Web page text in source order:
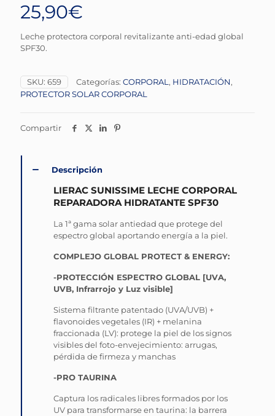
25,90€
Leche protectora corporal revitalizante anti-edad global
SPF30.
SKU: 659 Categorías: CORPORAL , HIDRATACIÓN,
PROTECTOR SOLAR CORPORAL
Compartir
Descripción
LIERAC SUNISSIME LECHE CORPORAL
REPARADORA HIDRATANTE SPF30
La 1ª gama solar antiedad que protege del
espectro global aportando energía a la piel.
COMPLEJO GLOBAL PROTECT & ENERGY:
-PROTECCIÓN ESPECTRO GLOBAL [UVA,
UVB, Infrarrojo y Luz visible]
Sistema filtrante patentado (UVA/UVB) +
flavonoides vegetales (IR) + melanina
fraccionada (LV): protege la piel de los signos
visibles del foto-envejecimiento: arrugas,
pérdida de firmeza y manchas
-PRO TAURINA
Captura los radicales libres formados por los
UV para transformarse en taurina: la barrera